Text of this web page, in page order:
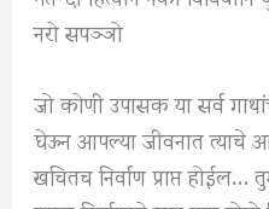
नरो सपञ्ञो
जो कोणी उपासक या सर्व
घेऊन आपल्या जीवनात त्याचे
खचितच निर्वाण प्राप्त